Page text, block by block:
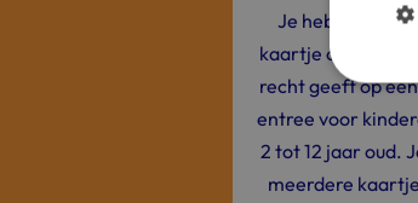
Je hebt een
kaartje ontvangen
recht geeft op
entree voor
2 tot 12 jaar oud.
meerdere